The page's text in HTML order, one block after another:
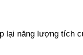
lại năng lượng tích